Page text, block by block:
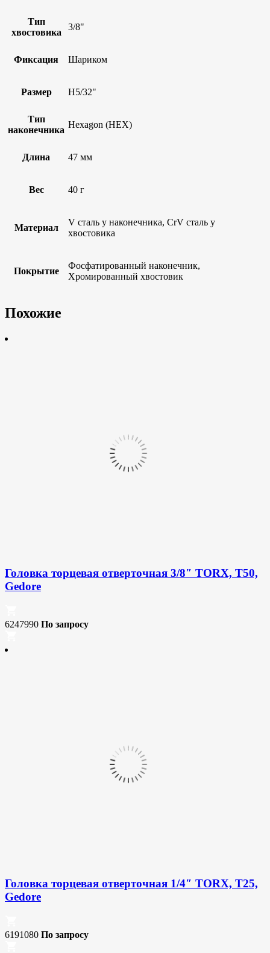
Тип
хвостовика
3/8"
Фиксация Шариком
Размер H5/32"
Тип
наконечника
Hexagon (HEX)
Длина 47 мм
Вес 40 г
Материал
V сталь у наконечника, CrV сталь у
хвостовика
Покрытие
Фосфатированный наконечник,
Хромированный хвостовик
Похожие
Головка торцевая отверточная 3/8″ TORX, T50,
Gedore
6247990 По запросу
Головка торцевая отверточная 1/4″ TORX, T25,
Gedore
6191080 По запросу